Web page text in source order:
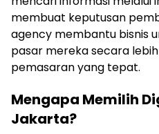
membuat keputusan
agency membantu bisnis
pasar mereka secara
pemasaran yang tepat.
Mengapa Memilih
Jakarta?